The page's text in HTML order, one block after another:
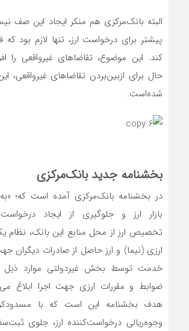
البته بانک‌مرکزی هم منکر ایجاد این صف
پیشتر برای درخواست ارز، تنها لازم بود
کند. این موضوع، تقاضاهای غیرواقعی را
حال برای از‌بین‌بردن تقاضاهای غیرواقعی،
شده‌است.
بخشنامه جدید بانک‌مرکزی
در بخشنامه بانک‌مرکزی آمده است که؛
بازار ارز و جلوگیری از ایجاد
تخصیص ارز از محل منابع این بانک، نظام
ارزی (نیما) و ارز حاصل از صادرات دیگران
خدمت توسط بخش غیردولتی موارد ذیل
ضوابط و مقررات ارزی جهت اجرا ابلاغ
هدف بخشنامه این است که با
وجوه‌ریالی درخواست‌‌‌‌‌‌کننده ارز، جلوی